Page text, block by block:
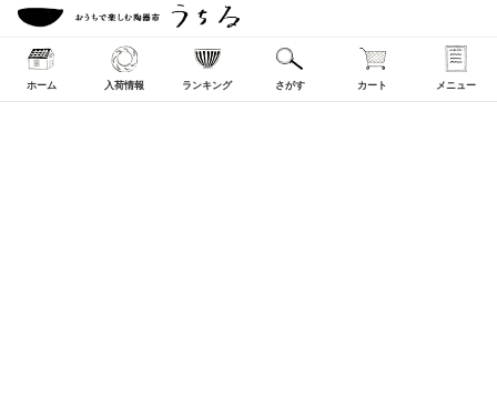
ホーム 入荷情報 ランキング さがす カート メニュー